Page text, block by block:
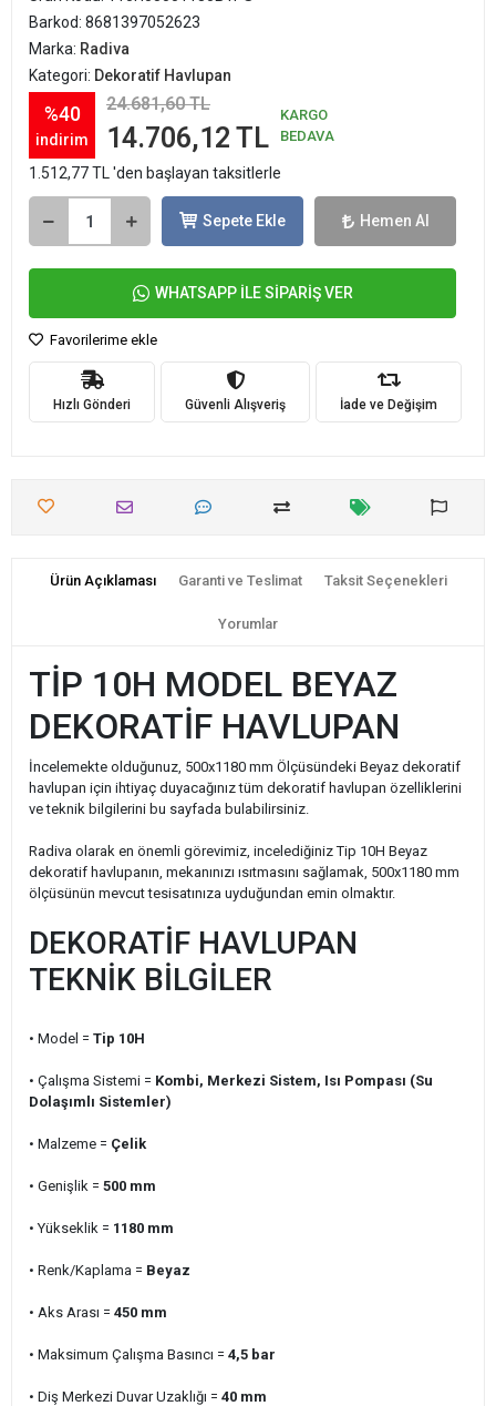
Barkod: 8681397052623
Marka: Radiva
Kategori: Dekoratif Havlupan
%40
indirim
24.681,60 TL
14.706,12 TL
KARGO
BEDAVA
1.512,77 TL 'den başlayan taksitlerle
Sepete Ekle Hemen Al
WHATSAPP İLE SİPARİŞ VER
Favorilerime ekle
Hızlı Gönderi Güvenli Alışveriş İade ve Değişim
Ürün Açıklaması Garanti ve Teslimat Taksit Seçenekleri
Yorumlar
TİP 10H MODEL BEYAZ
DEKORATİF HAVLUPAN
İncelemekte olduğunuz, 500x1180 mm Ölçüsündeki Beyaz dekoratif
havlupan için ihtiyaç duyacağınız tüm dekoratif havlupan özelliklerini
ve teknik bilgilerini bu sayfada bulabilirsiniz.
Radiva olarak en önemli görevimiz, incelediğiniz Tip 10H Beyaz
dekoratif havlupanın, mekanınızı ısıtmasını sağlamak, 500x1180 mm
ölçüsünün mevcut tesisatınıza uyduğundan emin olmaktır.
DEKORATİF HAVLUPAN
TEKNİK BİLGİLER
• Model = Tip 10H
• Çalışma Sistemi = Kombi, Merkezi Sistem, Isı Pompası (Su
Dolaşımlı Sistemler)
• Malzeme = Çelik
• Genişlik = 500 mm
• Yükseklik = 1180 mm
• Renk/Kaplama = Beyaz
• Aks Arası = 450 mm
• Maksimum Çalışma Basıncı = 4,5 bar
• Diş Merkezi Duvar Uzaklığı = 40 mm